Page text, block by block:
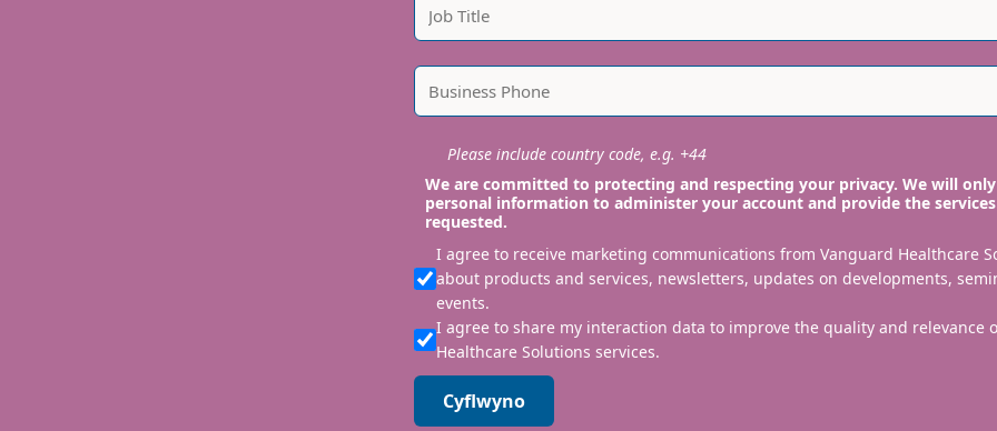
Please include country code, e.g. +44
We are committed to protecting and respecting your privacy. We will
personal information to administer your account and provide the services
requested.
I agree to receive marketing communications from Vanguard Healthcare
about products and services, newsletters, updates on developments,
events.
I agree to share my interaction data to improve the quality and relevance
Healthcare Solutions services.
Cyflwyno